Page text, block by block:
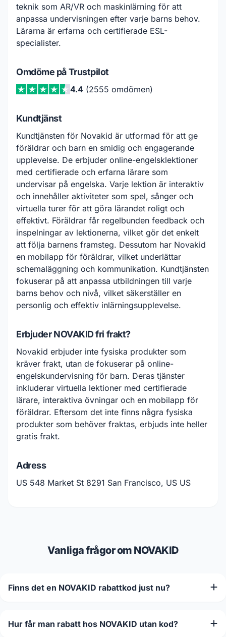
teknik som AR/VR och maskinlärning för att
anpassa undervisningen efter varje barns behov.
Lärarna är erfarna och certifierade ESL-
specialister.
Omdöme på Trustpilot
4.4 (2555 omdömen)
Kundtjänst
Kundtjänsten för Novakid är utformad för att ge
föräldrar och barn en smidig och engagerande
upplevelse. De erbjuder online-engelsklektioner
med certifierade och erfarna lärare som
undervisar på engelska. Varje lektion är interaktiv
och innehåller aktiviteter som spel, sånger och
virtuella turer för att göra lärandet roligt och
effektivt. Föräldrar får regelbunden feedback och
inspelningar av lektionerna, vilket gör det enkelt
att följa barnens framsteg. Dessutom har Novakid
en mobilapp för föräldrar, vilket underlättar
schemaläggning och kommunikation. Kundtjänsten
fokuserar på att anpassa utbildningen till varje
barns behov och nivå, vilket säkerställer en
personlig och effektiv inlärningsupplevelse.
Erbjuder NOVAKID fri frakt?
Novakid erbjuder inte fysiska produkter som
kräver frakt, utan de fokuserar på online-
engelskundervisning för barn. Deras tjänster
inkluderar virtuella lektioner med certifierade
lärare, interaktiva övningar och en mobilapp för
föräldrar. Eftersom det inte finns några fysiska
produkter som behöver fraktas, erbjuds inte heller
gratis frakt.
Adress
US 548 Market St 8291 San Francisco, US US
Vanliga frågor om NOVAKID
Finns det en NOVAKID rabattkod just nu?
Hur får man rabatt hos NOVAKID utan kod?